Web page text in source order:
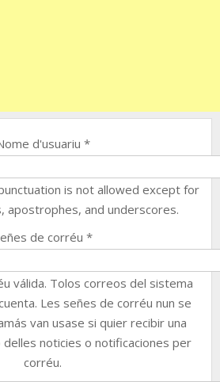
d'usuariu *
is not allowed except for
apostrophes, and underscores.
de corréu *
válida. Tolos correos del sistema
Les señes de corréu nun se
van usase si quier recibir una
delles noticies o notificaciones per
corréu.